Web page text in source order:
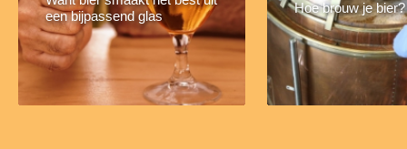
een bijpassend glas
Hoe brouw je bier?